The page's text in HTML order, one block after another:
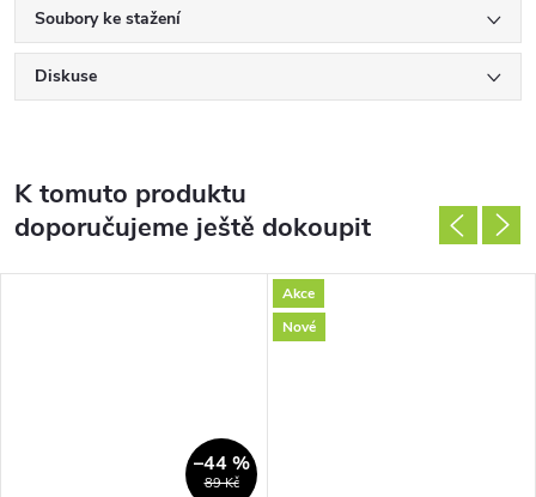
Soubory ke stažení
Diskuse
K tomuto produktu
doporučujeme ještě dokoupit
89 Kč
–44 %
Akce
Nové